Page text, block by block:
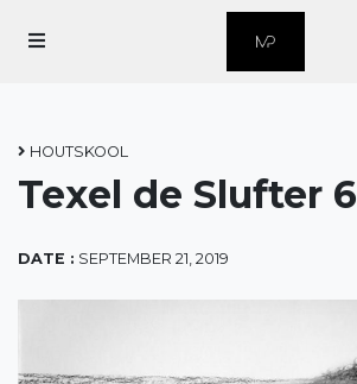
Over Marius
Over Grafiek
HOUTSKOOL
Texel de Slufter 6
DATE : SEPTEMBER 21, 2019